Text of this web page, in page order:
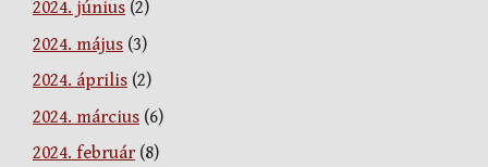
2024. június (2)
2024. május (3)
2024. április (2)
2024. március (6)
2024. február(8)